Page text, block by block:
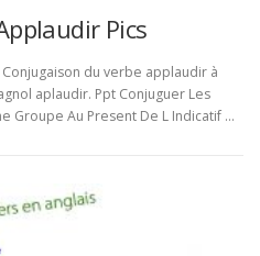
Pics
du verbe applaudir à
aplaudir. Ppt Conjuguer Les
Groupe Au Present De L Indicatif …